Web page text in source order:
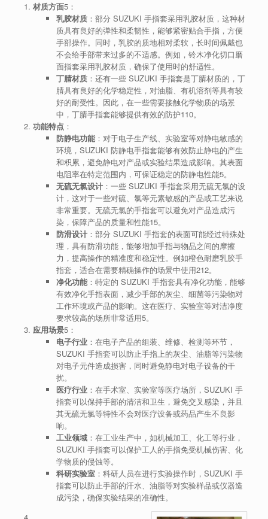
材质方面5：
乳胶材质：部分 SUZUKI 手指套采用乳胶材质，这种材
质具有良好的弹性和柔韧性，能够紧密贴合手指，方便
手部操作。同时，乳胶的质地相对柔软，长时间佩戴也
不会给手部带来过多的不适感。例如，铃木净化切口磨
面指套采用乳胶材质，确保了使用时的舒适性。
丁腈材质：还有一些 SUZUKI 手指套是丁腈材质的，丁
腈具有良好的化学稳定性，对油脂、有机溶剂等具有较
好的耐受性。因此，在一些需要接触化学物质的场景
中，丁腈手指套能够提供有效的防护110。
功能特点：
防静电功能：对于电子生产线、实验室等对静电敏感的
环境，SUZUKI 防静电手指套能够有效防止静电的产生
和积累，避免静电对产品或实验结果造成影响。其表面
电阻率在特定范围内，可保证稳定的防静电性能5。
无硫无氯设计：一些 SUZUKI 手指套采用无硫无氯的设
计，这对于一些对硫、氯等元素敏感的产品或工艺来说
非常重要。无硫无氯的手指套可以避免对产品造成污
染，保障产品的质量和性能15。
防滑设计：部分 SUZUKI 手指套的表面可能经过特殊处
理，具有防滑功能，能够增加手指与物品之间的摩擦
力，提高操作的精准度和稳定性。例如橙色耐磨乳胶手
指套，适合在需要精确操作的场景中使用212。
净化功能：特定的 SUZUKI 手指套具有净化功能，能够
有效净化手指表面，减少手部的灰尘、细菌等污染物对
工作环境或产品的影响。这在医疗、实验室等对洁净度
要求较高的场所非常适用5。
应用场景5：
电子行业：在电子产品的组装、维修、检测等环节，
SUZUKI 手指套可以防止手指上的灰尘、油脂等污染物
对电子元件造成损害，同时避免静电对电子设备的干
扰。
医疗行业：在手术室、实验室等医疗场所，SUZUKI 手
指套可以保持手部的清洁和卫生，避免交叉感染，并且
其无硫无氯等特性不会对医疗设备或药品产生不良影
响。
工业领域：在工业生产中，如机械加工、化工等行业，
SUZUKI 手指套可以保护工人的手指免受机械伤害、化
学物质的侵蚀等。
科研实验室：科研人员在进行实验操作时，SUZUKI 手
指套可以防止手部的汗水、油脂等对实验样品或仪器造
成污染，确保实验结果的准确性。